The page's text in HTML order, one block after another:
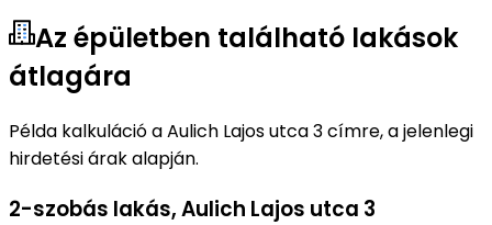
Az épületben található lakások
átlagára
Példa kalkuláció a Aulich Lajos utca 3 címre, a jelenlegi
hirdetési árak alapján.
2-szobás lakás,Aulich Lajos utca 3